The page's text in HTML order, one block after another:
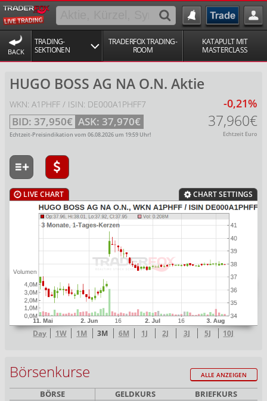
BACK
TRADING-
SEKTIONEN
TRADERFOX TRADING-
ROOM
KATAPULT MIT
MASTERCLASS
HUGO BOSS AG NA O.N. Aktie
WKN: A1PHFF / ISIN: DE000A1PHFF7
BID: 37,950€ ASK: 37,970€
Echtzeit-Preisindikation vom 06.08.2026um 19:59 Uhr!
-0,21%
37,960€
Echtzeit Euro
LIVE CHART CHART SETTINGS
Day 1W 1M 3M 6M 1J 2J 3J 5J 10J
Börsenkurse ALLE ANZEIGEN
BÖRSE GELDKURS
BRIEFKURS